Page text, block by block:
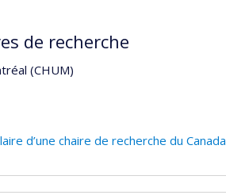
de recherche
(CHUM)
d’une chaire de recherche du Canada